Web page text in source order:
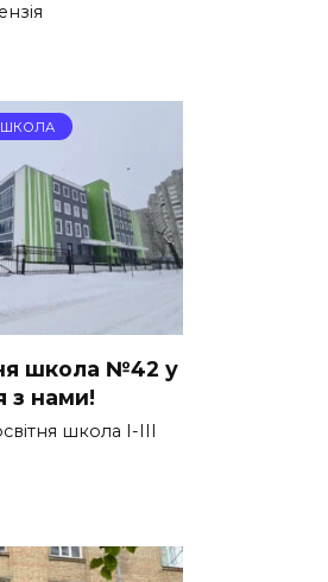
ШКОЛА
школа №42 у
з нами!
школа І-ІІІ